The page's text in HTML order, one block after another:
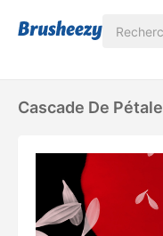
Cascade De Pétale